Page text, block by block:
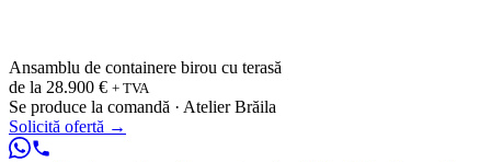
Ansamblu de containere birou cu terasă
de la 28.900 € + TVA
Se produce la comandă · Atelier Brăila
Solicită ofertă →